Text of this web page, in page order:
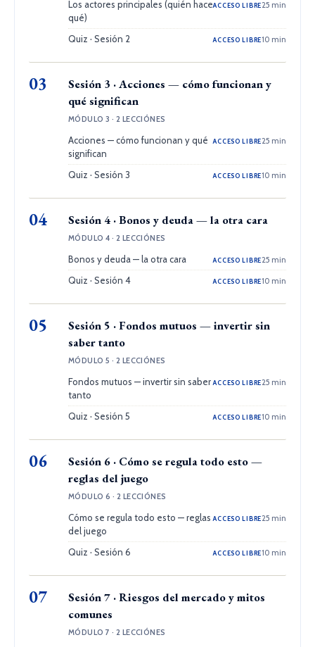
Los actores principales (quién hace
qué)
ACCESO LIBRE25 min
Quiz · Sesión 2 ACCESO LIBRE10 min
03
Sesión 3 · Acciones — cómo funcionan y
qué significan
MÓDULO 3 · 2 LECCIÓNES
Acciones — cómo funcionan y qué
significan
ACCESO LIBRE25 min
Quiz · Sesión 3 ACCESO LIBRE10 min
04 Sesión 4 · Bonos y deuda — la otra cara
MÓDULO 4 · 2 LECCIÓNES
Bonos y deuda — la otra cara ACCESO LIBRE25 min
Quiz · Sesión 4 ACCESO LIBRE10 min
05
Sesión 5 · Fondos mutuos — invertir sin
saber tanto
MÓDULO 5 · 2 LECCIÓNES
Fondos mutuos — invertir sin saber
tanto
ACCESO LIBRE25 min
Quiz · Sesión 5 ACCESO LIBRE10 min
06
Sesión 6 · Cómo se regula todo esto —
reglas del juego
MÓDULO 6 · 2 LECCIÓNES
Cómo se regula todo esto — reglas
del juego
ACCESO LIBRE25 min
Quiz · Sesión 6 ACCESO LIBRE10 min
07
Sesión 7 · Riesgos del mercado y mitos
comunes
MÓDULO 7 · 2 LECCIÓNES